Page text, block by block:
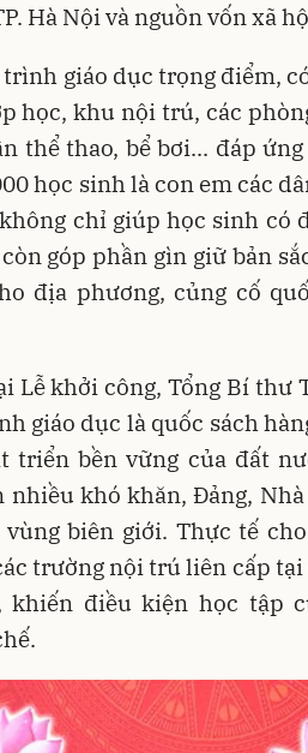
Hà Nội và nguồn vốn xã
trình giáo dục trọng điểm,
học, khu nội trú, các
thể thao, bể bơi... đáp
học sinh là con em các
chỉ giúp học sinh có
góp phần gìn giữ bản
địa phương, củng cố
Lễ khởi công, Tổng Bí thư
giáo dục là quốc sách
triển bền vững của đất
nhiều khó khăn, Đảng,
biên giới. Thực tế
trường nội trú liên cấp
khiến điều kiện học tập